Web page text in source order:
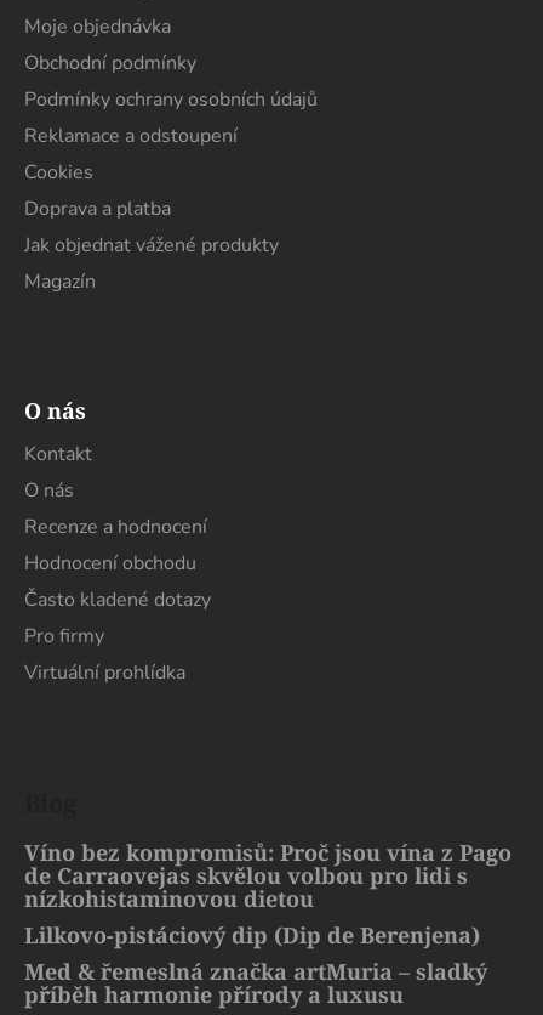
Moje objednávka
Obchodní podmínky
Podmínky ochrany osobních údajů
Reklamace a odstoupení
Cookies
Doprava a platba
Jak objednat vážené produkty
Magazín
O nás
Kontakt
O nás
Recenze a hodnocení
Hodnocení obchodu
Často kladené dotazy
Pro firmy
Virtuální prohlídka
Víno bez kompromisů: Proč jsou vína z Pago
de Carraovejas skvělou volbou pro lidi s
nízkohistaminovou dietou
Lilkovo-pistáciový dip (Dip de Berenjena)
Med & řemeslná značka artMuria – sladký
příběh harmonie přírody a luxusu